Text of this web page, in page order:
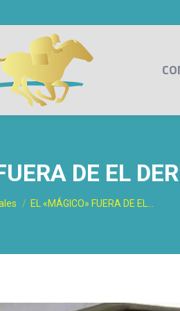
DE EL
EL «MÁGICO» FUERA DE EL…